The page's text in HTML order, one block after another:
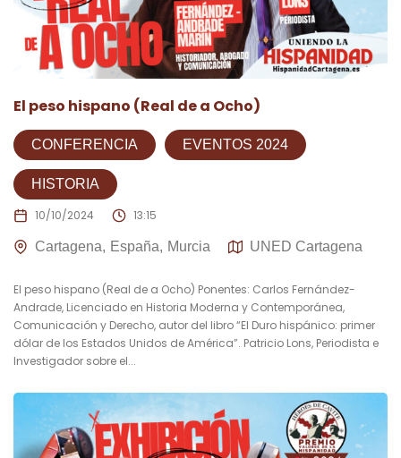
El peso hispano (Real de a Ocho)
CONFERENCIA EVENTOS 2024
HISTORIA
10/10/2024 13:15
Cartagena España Murcia UNED Cartagena
El peso hispano (Real de a Ocho) Ponentes: Carlos Fernández-
Andrade, Licenciado en Historia Moderna y Contemporánea,
Comunicación y Derecho, autor del libro “El Duro hispánico: primer
dólar de los Estados Unidos de América”. Patricio Lons, Periodista e
Investigador sobre el...